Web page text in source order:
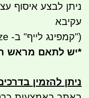
עקיבא
("קמפינג לייף" ב- waze)
*יש לתאם מראש
ניתן להזמין